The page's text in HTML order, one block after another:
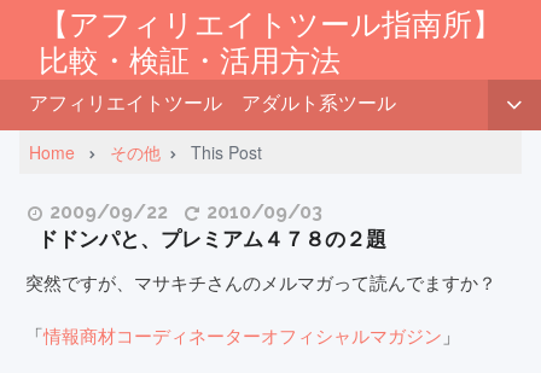
【アフィリエイトツール指南所】
比較・検証・活用方法
アフィリエイトツール アダルト系ツール
Home その他 This Post
2009/09/22 2010/09/03
ドドンパと、プレミアム４７８の２題
突然ですが、マサキチさんのメルマガって読んでますか？
「情報商材コーディネーターオフィシャルマガジン 」